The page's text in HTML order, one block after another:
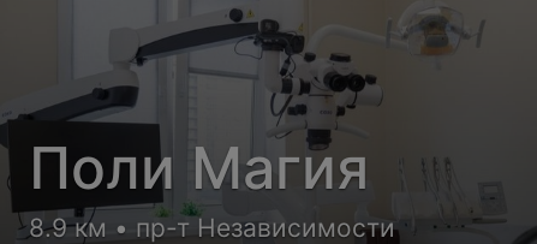
Поли Магия
8.9 км • пр-т Независимости